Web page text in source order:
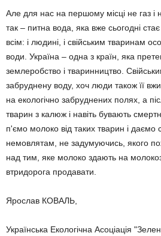
Але для нас на першому місці не газ і
так – питна вода, яка вже сьогодні
всім: і людині, і свійським тваринам
води. Україна – одна з країн, яка
землеробство і тваринництво.
забруднену воду, хоч люди також її
на екологічно забруднених полях, а
тварин з калюж і навіть бувають
п'ємо молоко від таких тварин і даємо
немовлятам, не задумуючись, якого
над тим, яке молоко здають на
втридорога продавати.
Ярослав КОВАЛЬ,
Українська Екологічна Асоціація